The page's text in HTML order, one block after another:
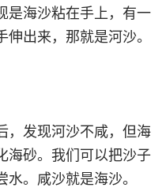
是海沙粘在手上，有一
出来，那就是河沙。
，发现河沙不咸，但海
海砂。我们可以把沙子
。咸沙就是海沙。